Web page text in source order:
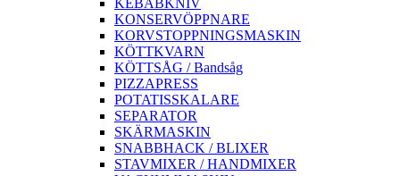
KEBABKNIV
KONSERVÖPPNARE
KORVSTOPPNINGSMASKIN
KÖTTKVARN
KÖTTSÅG / Bandsåg
PIZZAPRESS
POTATISSKALARE
SEPARATOR
SKÄRMASKIN
SNABBHACK / BLIXER
STAVMIXER / HANDMIXER